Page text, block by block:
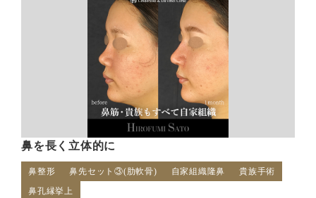
鼻を長く立体的に
鼻整形 鼻先セット③(肋軟骨) 自家組織隆鼻
貴族手術
鼻孔縁挙上